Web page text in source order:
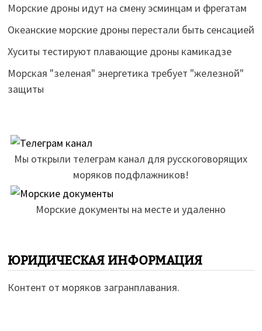
Морские дроны идут на смену эсминцам и фрегатам
Океанские морские дроны перестали быть сенсацией
Хуситы тестируют плавающие дроны камикадзе
Морская "зеленая" энергетика требует "железной"
защиты
Мы открыли телеграм канал для русскоговорящих
моряков подфлажников!
Морские документы на месте и удаленно
ЮРИДИЧЕСКАЯ ИНФОРМАЦИЯ
Контент от моряков загранплавания.